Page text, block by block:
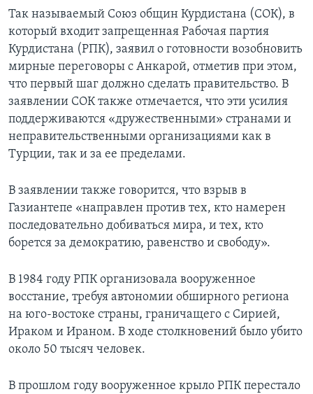
Так называемый Союз общин Курдистана (СОК), в
который входит запрещенная Рабочая партия
Курдистана (РПК), заявил о готовности возобновить
мирные переговоры с Анкарой, отметив при этом,
что первый шаг должно сделать правительство. В
заявлении СОК также отмечается, что эти усилия
поддерживаются «дружественными» странами и
неправительственными организациями как в
Турции, так и за ее пределами.
В заявлении также говорится, что взрыв в
Газиантепе «направлен против тех, кто намерен
последовательно добиваться мира, и тех, кто
борется за демократию, равенство и свободу».
В 1984 году РПК организовала вооруженное
восстание, требуя автономии обширного региона
на юго-востоке страны, граничащего с Сирией,
Ираком и Ираном. В ходе столкновений было убито
около 50 тысяч человек.
В прошлом году вооруженное крыло РПК перестало